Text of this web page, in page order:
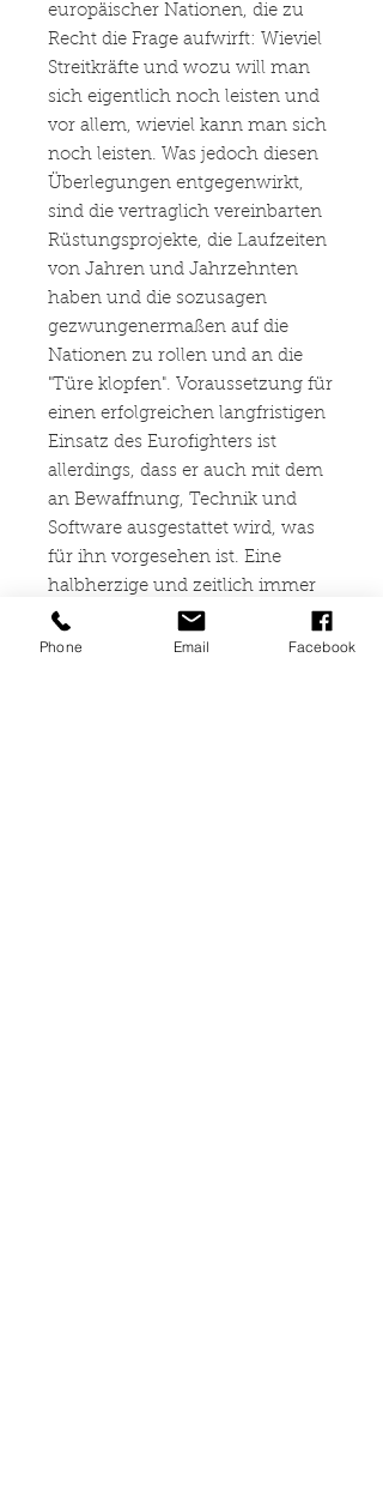
europäischer Nationen, die zu
Recht die Frage aufwirft: Wieviel
Streitkräfte und wozu will man
sich eigentlich noch leisten und
vor allem, wieviel kann man sich
noch leisten. Was jedoch diesen
Überlegungen entgegenwirkt,
sind die vertraglich vereinbarten
Rüstungsprojekte, die Laufzeiten
von Jahren und Jahrzehnten
haben und die sozusagen
gezwungenermaßen auf die
Nationen zu rollen und an die
"Türe klopfen". Voraussetzung für
einen erfolgreichen langfristigen
Einsatz des Eurofighters ist
allerdings, dass er auch mit dem
an Bewaffnung, Technik und
Software ausgestattet wird, was
für ihn vorgesehen ist. Eine
halbherzige und zeitlich immer
wieder gestreckte und
geschobene Befähigung des
Phone Email Facebook